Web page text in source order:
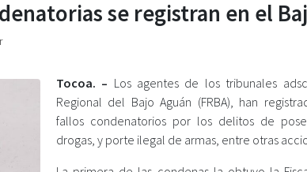
se registran en el
Tocoa. – Los agentes de los tribunales
Regional del Bajo Aguán (FRBA), han
fallos condenatorios por los delitos de
drogas, y porte ilegal de armas, entre otras